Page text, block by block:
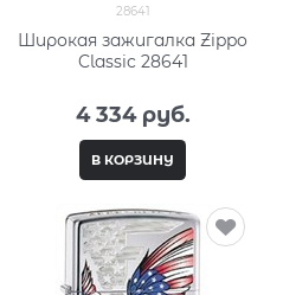
28641
Широкая зажигалка Zippo
Classic 28641
4 334 руб.
В КОРЗИНУ